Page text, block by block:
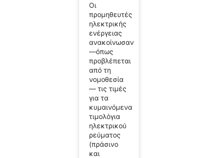
Οι
προμηθευτές
ηλεκτρικής
ενέργειας
ανακοίνωσαν
—όπως
προβλέπεται
από τη
νομοθεσία
— τις τιμές
για τα
κυμαινόμενα
τιμολόγια
ηλεκτρικού
ρεύματος
(πράσινο
και